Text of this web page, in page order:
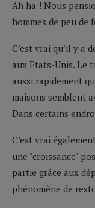
Ah ha ! Nous
hommes de peu de
C’est vrai qu’il y a
aux Etats-Unis. Le
aussi rapidement
maisons semblent
Dans certains
C’est vrai
une "croissance"
partie grâce aux
phénomène de